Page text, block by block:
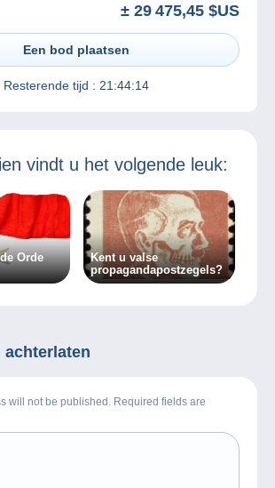
± 29 475,45 $US
Een bod plaatsen
Resterende tijd : 21:44:14
vindt u het volgende leuk:
Orde
Kent u valse
propagandapostzegels?
achterlaten
will not be published. Required fields are